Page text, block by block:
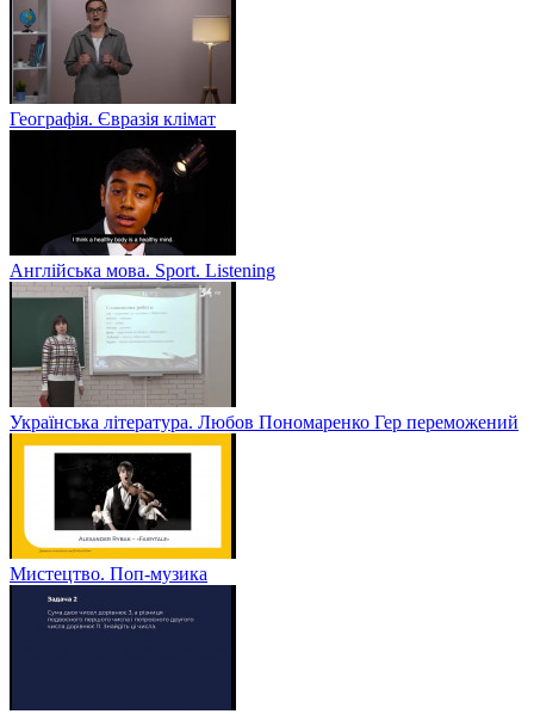
Географія. Євразія клімат
Англійська мова. Sport. Listening
Українська література. Любов Пономаренко Гер переможений
Мистецтво. Поп-музика